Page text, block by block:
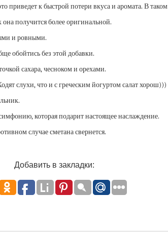
приведет к быстрой потери вкуса и аромата. В
получится более оригинальной.
и ровными.
обойтись без этой добавки.
сахара, чесноком и орехами.
слухи, что и с греческим йогуртом салат
которая подарит настоящее наслаждение.
случае сметана свернется.
Добавить в закладки: